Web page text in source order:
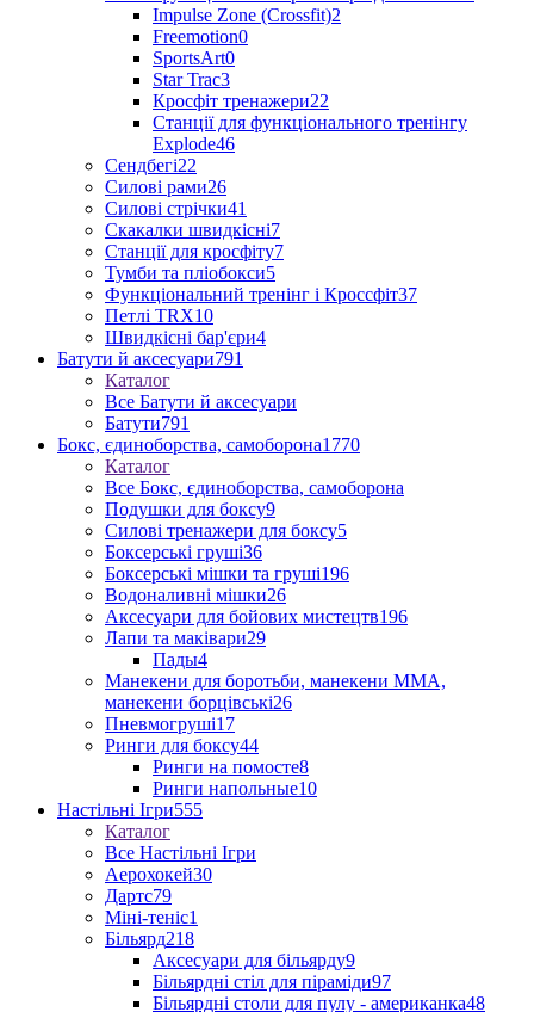
Impulse Zone (Crossfit)2
Freemotion0
SportsArt0
Star Trac3
Кросфіт тренажери22
Станції для функціонального тренінгу
Explode46
Сендбегі22
Силові рами26
Силові стрічки41
Скакалки швидкісні7
Станції для кросфіту7
Тумби та пліобокси5
Функціональний тренінг і Кроссфіт37
Петлі TRX10
Швидкісні бар'єри4
Батути й аксесуари791
Каталог
Все Батути й аксесуари
Батути791
Бокс, єдиноборства, самоборона1770
Каталог
Все Бокс, єдиноборства, самоборона
Подушки для боксу9
Силові тренажери для боксу5
Боксерські груші36
Боксерські мішки та груші196
Водоналивні мішки26
Аксесуари для бойових мистецтв196
Лапи та маківари29
Пады4
Манекени для боротьби, манекени ММА,
манекени борцівські26
Пневмогруші17
Ринги для боксу44
Ринги на помосте8
Ринги напольные10
Настільні Ігри555
Каталог
Все Настільні Ігри
Аерохокей30
Дартс79
Міні-теніс1
Більярд218
Аксесуари для більярду9
Більярдні стіл для піраміди97
Більярдні столи для пулу - американка48